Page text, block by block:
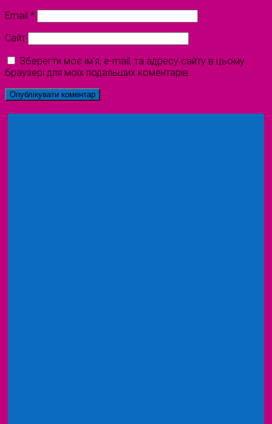
Email *
Сайт
Зберегти моє ім'я, e-mail, та адресу сайту в цьому
браузері для моїх подальших коментарів.